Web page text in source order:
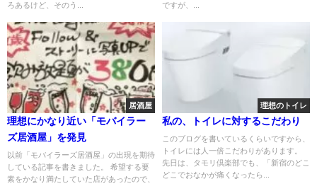
ろあるけど、そのう...
ですが、...
居酒屋
理想にかなり近い「モバイラー
ズ居酒屋」を発見
以前「モバイラーズ居酒屋」の出現を期待
している記事を書きました。 希望する要
素をかなり満たしていた店があったので、
理想のトイレ
私の、トイレに対するこだわり
このブログを書いているくらいですから、
トイレには人一倍こだわりがあります。
先日は、タモリ倶楽部でも、「新宿のどこ
どこでおなかが痛くなったら...